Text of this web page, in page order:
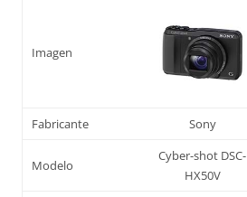
Imagen
Fabricante Sony
Modelo
Cyber-shot DSC-
HX50V